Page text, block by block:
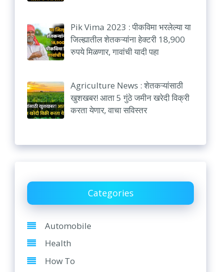
Pik Vima 2023 : पीकविमा भरलेल्या या
जिल्ह्यातील शेतकऱ्यांना हेक्टरी 18,900
रुपये मिळणार, गावांची यादी पहा
Agriculture News : शेतकऱ्यांसाठी
खुशखबर! आता 5 गुंठे जमीन खरेदी विक्री
करता येणार, वाचा सविस्तर
Categories
Automobile
Health
How To